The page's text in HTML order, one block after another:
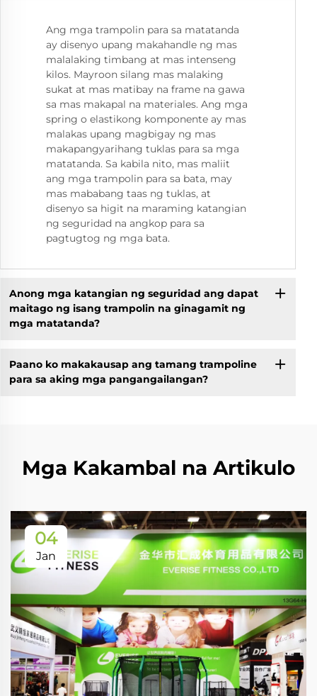
Ang mga trampolin para sa matatanda
ay disenyo upang makahandle ng mas
malalaking timbang at mas intenseng
kilos. Mayroon silang mas malaking
sukat at mas matibay na frame na gawa
sa mas makapal na materiales. Ang mga
spring o elastikong komponente ay mas
malakas upang magbigay ng mas
makapangyarihang tuklas para sa mga
matatanda. Sa kabila nito, mas maliit
ang mga trampolin para sa bata, may
mas mababang taas ng tuklas, at
disenyo sa higit na maraming katangian
ng seguridad na angkop para sa
pagtugtog ng mga bata.
Anong mga katangian ng seguridad ang dapat
maitago ng isang trampolin na ginagamit ng
mga matatanda?
Paano ko makakausap ang tamang trampoline
para sa aking mga pangangailangan?
Mga Kakambal na Artikulo
04
Jan